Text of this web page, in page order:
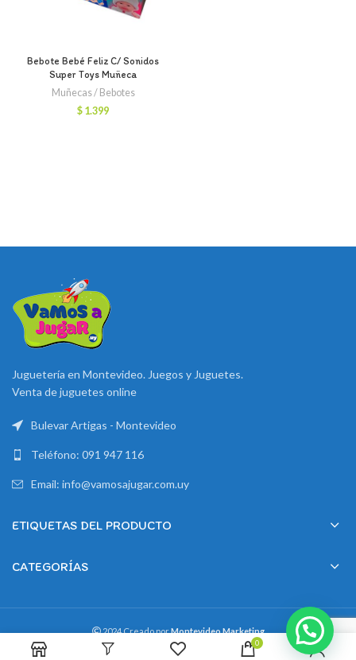
Bebote Bebé Feliz C/ Sonidos
Super Toys Muñeca
Muñecas / Bebotes
$ 1.399
Juguetería en Montevideo. Juegos y Juguetes.
Venta de juguetes online
Bulevar Artigas - Montevideo
Teléfono: 091 947 116
Email: info@vamosajugar.com.uy
ETIQUETAS DEL PRODUCTO
CATEGORÍAS
2024 Creado porMontevideo Marketing
0